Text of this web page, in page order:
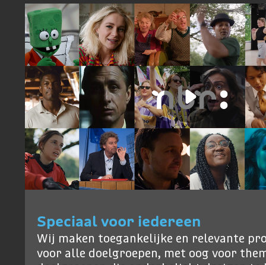
Speciaal voor iedereen
Wij maken toegankelijke en relevante
voor alle doelgroepen, met oog voor